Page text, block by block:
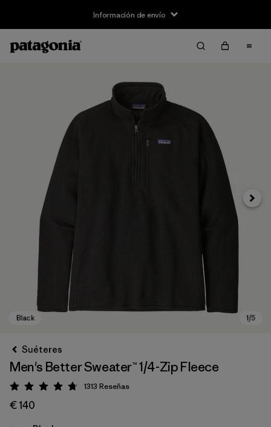
Información de envío
Suéteres
Men's Better Sweater™ 1/4-Zip Fleece
Puntuación: 4.8 / 5
1313 Reseñas
€ 140